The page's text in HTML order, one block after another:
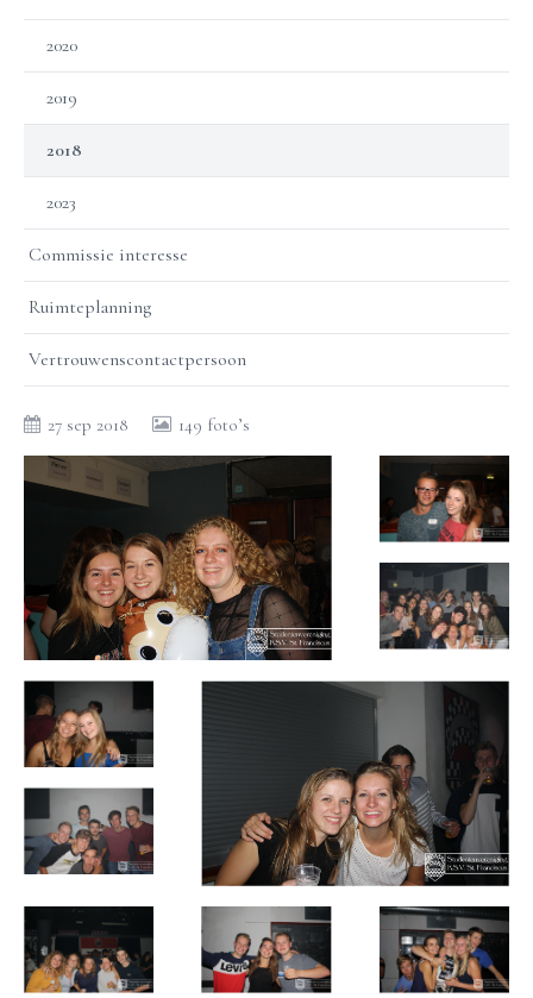
2020
2019
2018
2023
Commissie interesse
Ruimteplanning
Vertrouwenscontactpersoon
27 sep 2018 149 foto’s